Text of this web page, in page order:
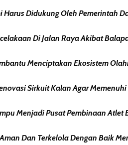
Didukung Oleh Pemerintah
Di Jalan Raya Akibat
Menciptakan Ekosistem
Sirkuit Kalan Agar
Menjadi Pusat Pembinaan Atlet
Dan Terkelola Dengan Baik